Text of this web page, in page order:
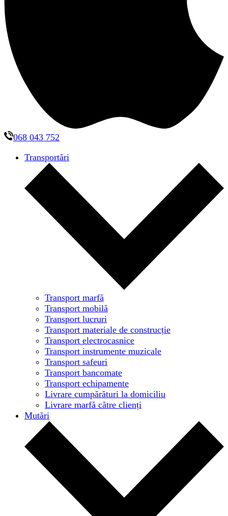
068 043 752
Transportări
Transport marfă
Transport mobilă
Transport lucruri
Transport materiale de construcție
Transport electrocasnice
Transport instrumente muzicale
Transport safeuri
Transport bancomate
Transport echipamente
Livrare cumpărături la domiciliu
Livrare marfă către clienți
Mutări